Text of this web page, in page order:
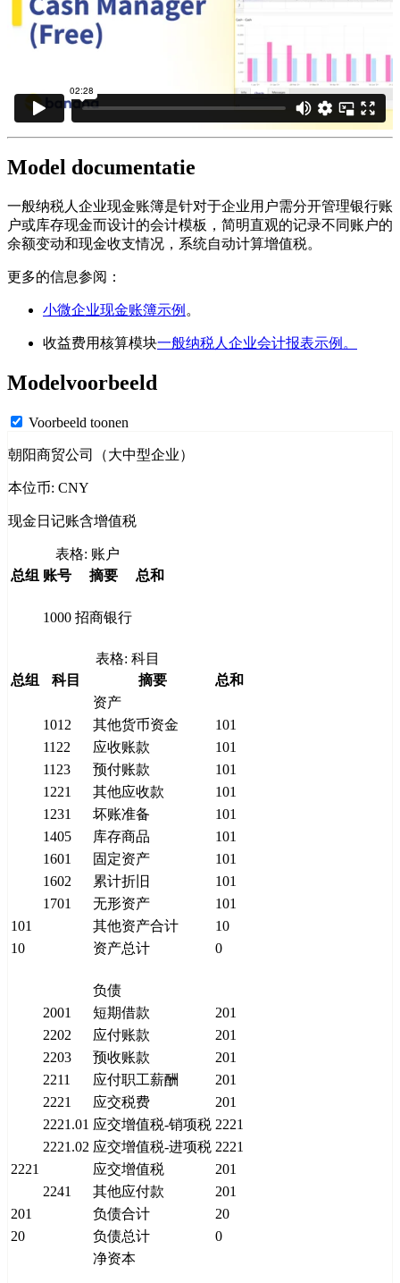
Model documentatie
一般纳税人企业现金账簿是针对于企业用户需分开管理银行账
户或库存现金而设计的会计模板，简明直观的记录不同账户的
余额变动和现金收支情况，系统自动计算增值税。
更多的信息参阅：
小微企业现金账簿示例 。
收益费用核算模块一般纳税人企业会计报表示例。
Modelvoorbeeld
Voorbeeld toonen
朝阳商贸公司（大中型企业）
本位币: CNY
现金日记账含增值税
表格: 账户
总组 账号 摘要 总和
1000 招商银行
表格: 科目
总组
科目 摘要
总和
资产
1012
其他货币资金
101
1122
应收账款
101
1123
预付账款
101
1221
其他应收款
101
1231
坏账准备
101
1405
库存商品
101
1601
固定资产
101
1602
累计折旧
101
1701
无形资产
101
101
其他资产合计
10
10
资产总计 0
负债
2001
短期借款
201
2202
应付账款
201
2203
预收账款
201
2211
应付职工薪酬
201
2221
应交税费
201
2221.01 应交增值税-销项税 2221
2221.02 应交增值税-进项税 2221
2221
应交增值税
201
2241
其他应付款
201
201
负债合计
20
20
负债总计
0
净资本